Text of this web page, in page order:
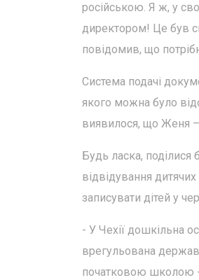
російською. Я ж, у
директором! Це був
повідомив, що
Система подачі
якого можна було
виявилося, що Женя –
Будь ласка,
відвідування
записувати дітей у
- У Чехії дошкільна
врегульована
початковою школою -